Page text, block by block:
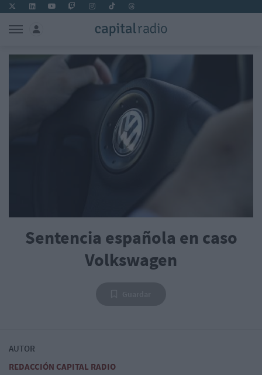
Sentencia española en caso
Volkswagen
AUTOR
REDACCIÓN CAPITAL RADIO